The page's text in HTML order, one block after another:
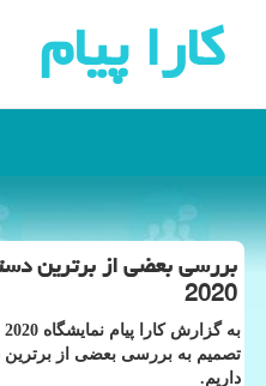
كارا پیام
2020
تصمیم به بررسی بعضی از برترین
داریم.